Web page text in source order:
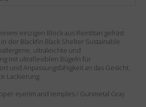
einzigen Block aus Reintitan gefräst
der Blackfin Black Shelter Sustainable
ultraleichte und
mit ultraflexiblen Bügeln für
und Anpassungsfähigkeit an das Gesicht.
Lackierung.
eyerim and temples / Gunmetal Gray